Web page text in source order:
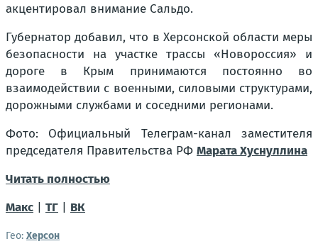
акцентировал внимание Сальдо.
Губернатор добавил, что в Херсонской области меры
безопасности на участке трассы «Новороссия» и
дороге в Крым принимаются постоянно во
взаимодействии с военными, силовыми структурами,
дорожными службами и соседними регионами.
Фото: Официальный Телеграм-канал заместителя
председателя Правительства РФ Марата Хуснуллина
Читать полностью
Макс
ТГ ВК
Гео: Херсон